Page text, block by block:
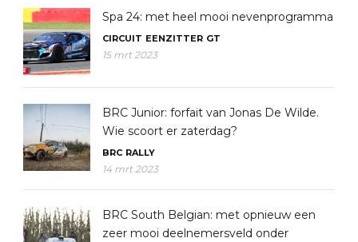
Spa 24: met heel mooi nevenprogramma
CIRCUIT EENZITTER GT
15 mrt 2023
BRC Junior: forfait van Jonas De Wilde.
Wie scoort er zaterdag?
BRC RALLY
14 mrt 2023
BRC South Belgian: met opnieuw een
zeer mooi deelnemersveld onder